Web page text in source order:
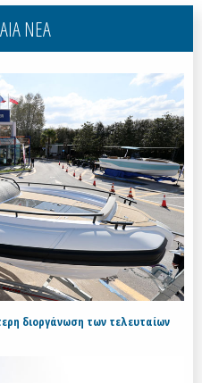
ΝΕΑ
διοργάνωση των τελευταίων